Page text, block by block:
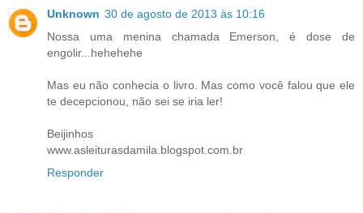
Unknown 30 de agosto de 2013 às 10:16
Nossa uma menina chamada Emerson, é dose de
engolir...hehehehe
Mas eu não conhecia o livro. Mas como você falou que ele
te decepcionou, não sei se iria ler!
Beijinhos
www.asleiturasdamila.blogspot.com.br
Responder